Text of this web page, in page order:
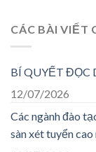
CÁC BÀI VIẾT
BÍ QUYẾT ĐỌC
12/07/2026
Các ngành đào
sàn xét tuyển